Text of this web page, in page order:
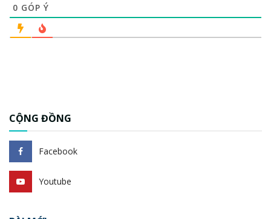
0 GÓP Ý
CỘNG ĐỒNG
Facebook
Youtube